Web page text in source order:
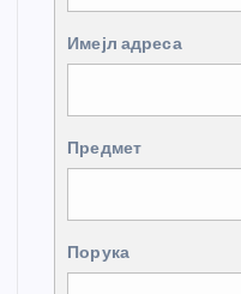
Имејл адреса
Предмет
Порука